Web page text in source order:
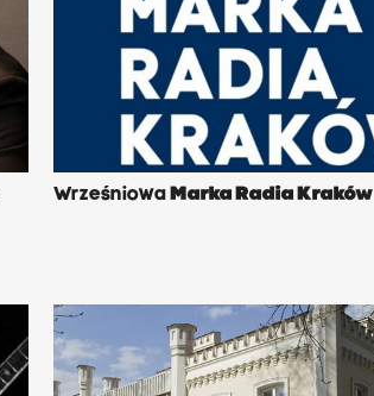
WrześniowaMarka Radia Kraków